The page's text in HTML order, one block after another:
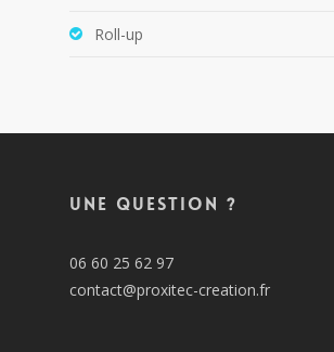
Roll-up
Une question ?
06 60 25 62 97
contact@proxitec-creation.fr